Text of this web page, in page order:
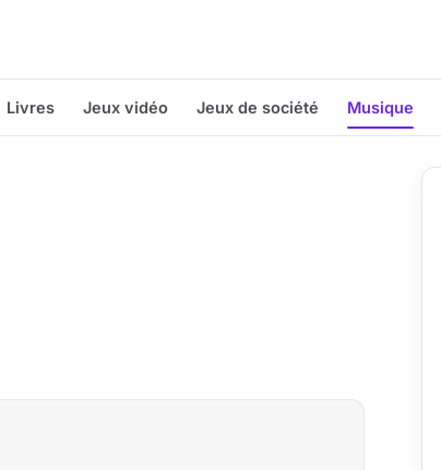
Livres Jeux vidéo Jeux de société Musique